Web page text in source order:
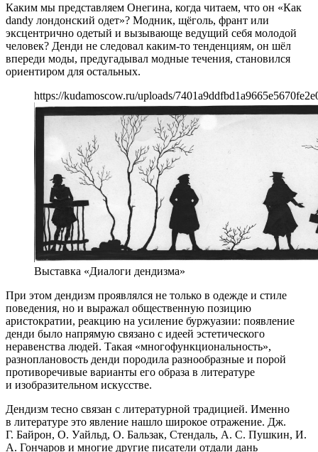
Каким мы представляем Онегина, когда читаем, что он «Как
dandy лондонский одет»? Модник, щёголь, франт или
эксцентрично одетый и вызывающе ведущий себя молодой
человек? Денди не следовал каким-то тенденциям, он шёл
впереди моды, предугадывал модные течения, становился
ориентиром для остальных.
https://kudamoscow.ru/uploads/
Выставка «Диалоги дендизма»
При этом дендизм проявлялся не только в одежде и стиле
поведения, но и выражал общественную позицию
аристократии, реакцию на усиление буржуазии: появление
денди было напрямую связано с идеей эстетического
неравенства людей. Такая «многофункциональность»,
разноплановость денди породила разнообразные и порой
противоречивые варианты его образа в литературе
и изобразительном искусстве.
Дендизм тесно связан с литературной традицией. Именно
в литературе это явление нашло широкое отражение. Дж.
Г. Байрон, О. Уайльд, О. Бальзак, Стендаль, А. С. Пушкин, И.
А. Гончаров и многие другие писатели отдали дань